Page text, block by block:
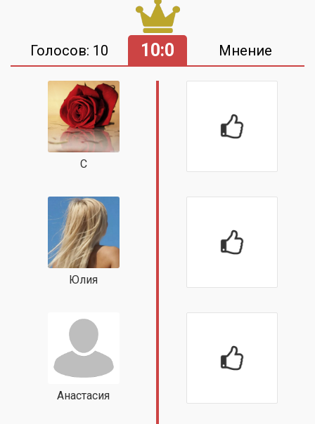
Голосов: 10 10:0 Мнение
С
Юлия
Анастасия